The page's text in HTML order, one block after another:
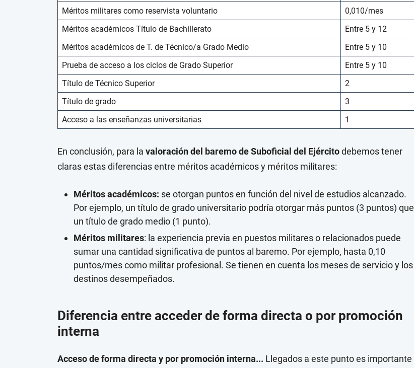
Méritos militares como reservista voluntario
0,010/mes
Méritos académicos Título de Bachillerato
Entre 5 y 12
Méritos académicos de T. de Técnico/a Grado Medio
Entre 5 y 10
Prueba de acceso a los ciclos de Grado Superior
Entre 5 y 10
Título de Técnico Superior
2
Título de grado
3
Acceso a las enseñanzas universitarias
1
En conclusión, para la valoración del baremo de Suboficial del Ejércitodebemos tener
claras estas diferencias entre méritos académicos y méritos militares:
Méritos académicos: se otorgan puntos en función del nivel de estudios alcanzado.
Por ejemplo, un título de grado universitario podría otorgar más puntos (3 puntos) que
un título de grado medio (1 punto).
Méritos militares: la experiencia previa en puestos militares o relacionados puede
sumar una cantidad significativa de puntos al baremo. Por ejemplo, hasta 0,10
puntos/mes como militar profesional. Se tienen en cuenta los meses de servicio y los
destinos desempeñados.
Diferencia entre acceder de forma directa o por promoción
interna
Acceso de forma directa y por promoción interna... Llegados a este punto es importante